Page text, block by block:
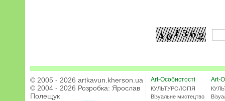
© 2005 - 2026 artkavun.kherson.ua
© 2004 - 2026 Розробка: Ярослав
Полещук
Art-Особистості
КУЛЬТУРОЛОГІЯ
Візуальне мистецтво
Art-